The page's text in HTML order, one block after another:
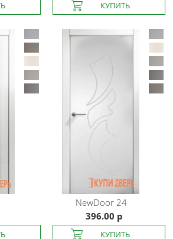
NewDoor 24
396.00 р